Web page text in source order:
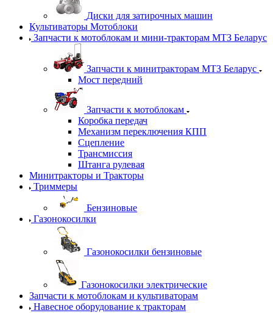
Диски для затирочных машин
Культиваторы Мотоблоки
Запчасти к мотоблокам и мини-тракторам МТЗ Беларус
Запчасти к минитракторам МТЗ Беларус
Мост передний
Запчасти к мотоблокам
Коробка передач
Механизм переключения КПП
Сцепление
Трансмиссия
Штанга рулевая
Минитракторы и Тракторы
Триммеры
Бензиновые
Газонокосилки
Газонокосилки бензиновые
Газонокосилки электрические
Запчасти к мотоблокам и культиваторам
Навесное оборудование к тракторам